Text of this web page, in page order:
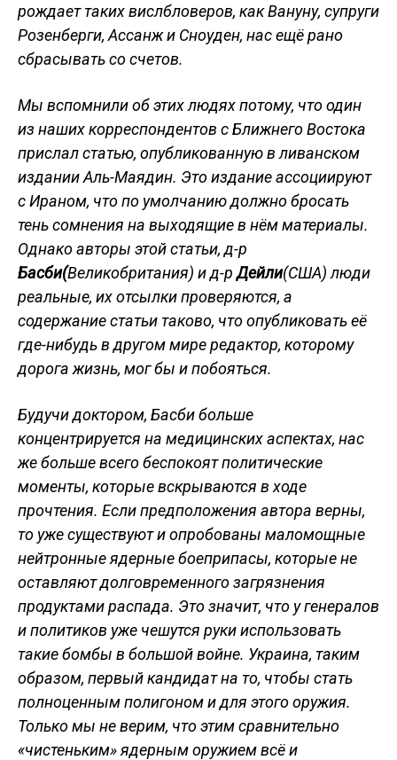
рождает таких вислбловеров, как Вануну, супруги
Розенберги, Ассанж и Сноуден, нас ещё рано
сбрасывать со счетов.
Мы вспомнили об этих людях потому, что один
из наших корреспондентов с Ближнего Востока
прислал статью, опубликованную в ливанском
издании Аль-Маядин. Это издание ассоциируют
с Ираном, что по умолчанию должно бросать
тень сомнения на выходящие в нём материалы.
Однако авторы этой статьи, д-р
Басби(Великобритания) и д-рДейли(США) люди
реальные, их отсылки проверяются, а
содержание статьи таково, что опубликовать её
где-нибудь в другом мире редактор, которому
дорога жизнь, мог бы и побояться.
Будучи доктором, Басби больше
концентрируется на медицинских аспектах, нас
же больше всего беспокоят политические
моменты, которые вскрываются в ходе
прочтения. Если предположения автора верны,
то уже существуют и опробованы маломощные
нейтронные ядерные боеприпасы, которые не
оставляют долговременного загрязнения
продуктами распада. Это значит, что у генералов
и политиков уже чешутся руки использовать
такие бомбы в большой войне. Украина, таким
образом, первый кандидат на то, чтобы стать
полноценным полигоном и для этого оружия.
Только мы не верим, что этим сравнительно
«чистеньким» ядерным оружием всё и